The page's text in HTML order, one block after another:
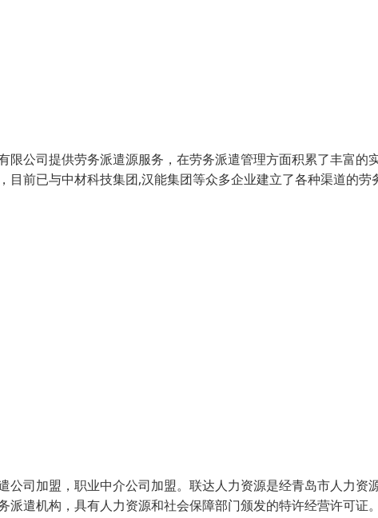
公司提供劳务派遣源服务，在劳务派遣管理方面积累了丰富的
前已与中材科技集团,汉能集团等众多企业建立了各种渠道的劳
司加盟，职业中介公司加盟。联达人力资源是经青岛市人力资
遣机构，具有人力资源和社会保障部门颁发的特许经营许可证